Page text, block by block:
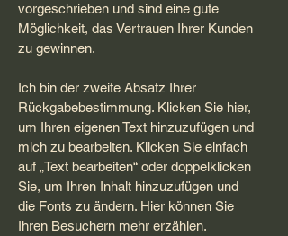
vorgeschrieben und sind eine gute
Möglichkeit, das Vertrauen Ihrer Kunden
zu gewinnen.
Ich bin der zweite Absatz Ihrer
Rückgabebestimmung. Klicken Sie hier,
um Ihren eigenen Text hinzuzufügen und
mich zu bearbeiten. Klicken Sie einfach
auf „Text bearbeiten“ oder doppelklicken
Sie, um Ihren Inhalt hinzuzufügen und
die Fonts zu ändern. Hier können Sie
Ihren Besuchern mehr erzählen.